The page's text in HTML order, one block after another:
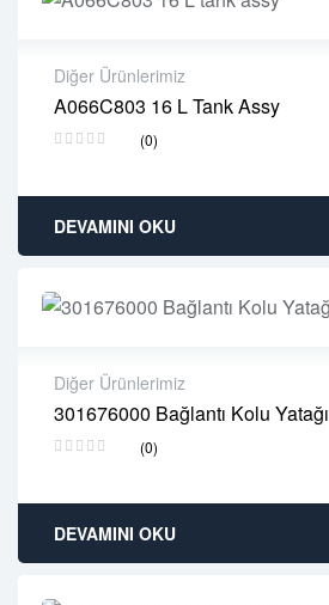
Diğer Ürünlerimiz
A066C803 16 L Tank Assy
(0)
2 years warranty
Delivery time: 1-2 business days
DEVAMINI OKU
Diğer Ürünlerimiz
301676000 Bağlantı Kolu Yatağı
(0)
2 years warranty
Delivery time: 1-2 business days
DEVAMINI OKU